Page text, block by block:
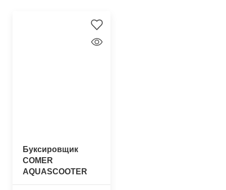
Буксировщик
COMER
AQUASCOOTER
SUPERMAGNUM